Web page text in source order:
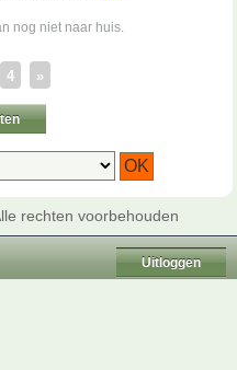
nog niet naar huis.
4 »
rechten voorbehouden
Uitloggen